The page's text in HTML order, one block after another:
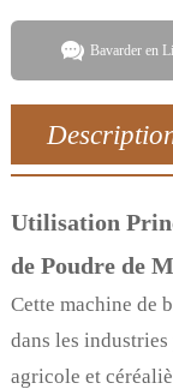
Bavarder en
Utilisation
de Poudre de
Cette machine de
dans les
agricole et